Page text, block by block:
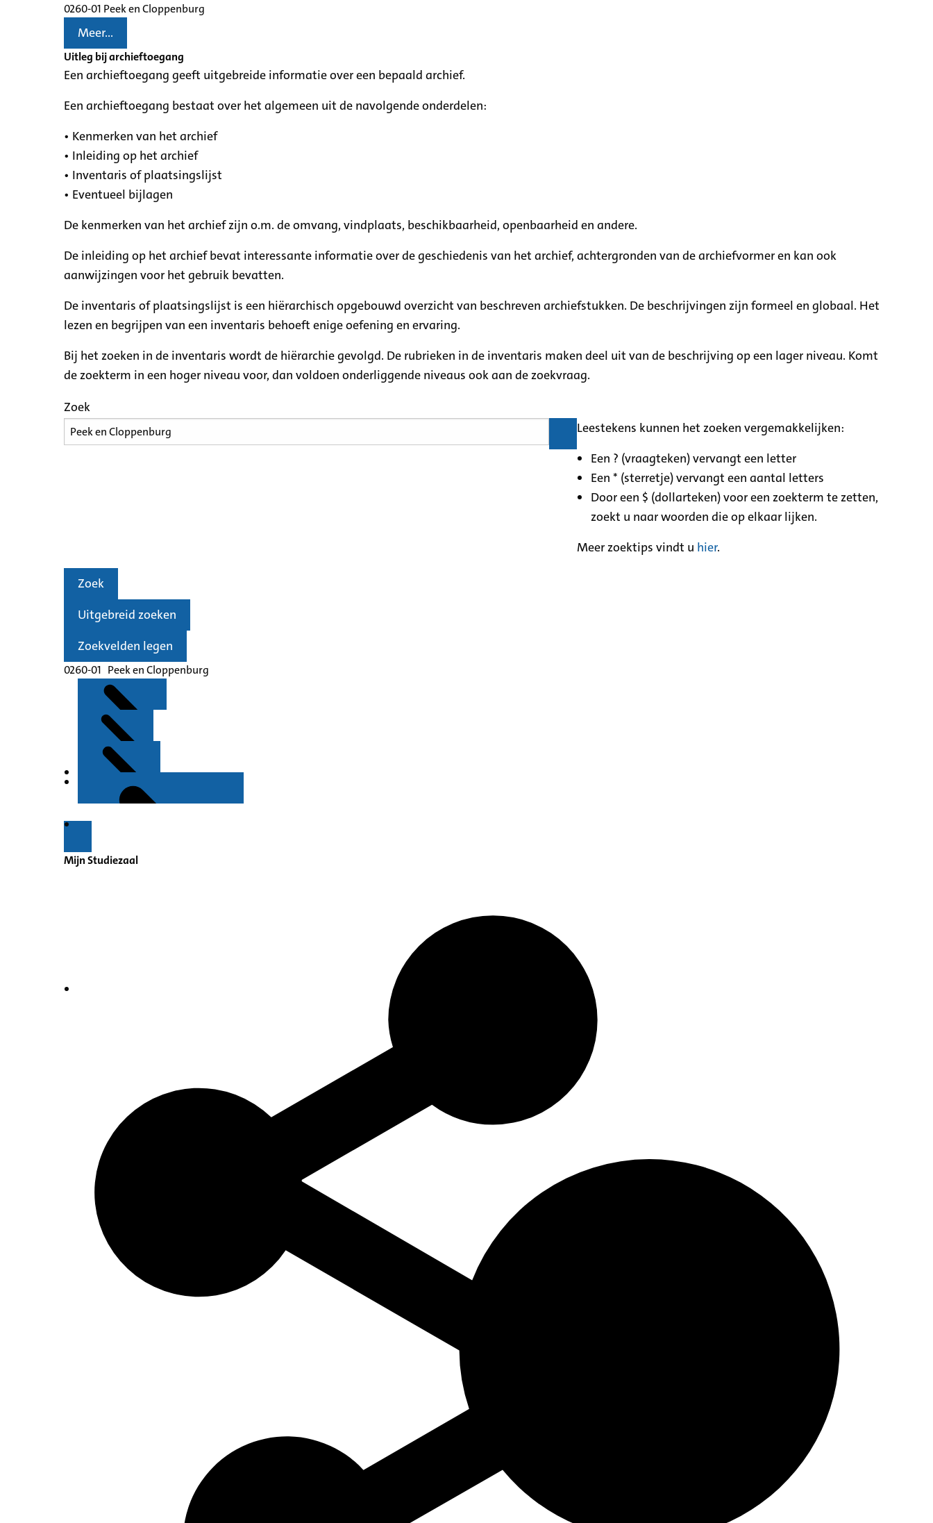
0260-01 Peek en Cloppenburg
Meer...
Uitleg bij archieftoegang
Een archieftoegang geeft uitgebreide informatie over een bepaald archief.
Een archieftoegang bestaat over het algemeen uit de navolgende onderdelen:
• Kenmerken van het archief
• Inleiding op het archief
• Inventaris of plaatsingslijst
• Eventueel bijlagen
De kenmerken van het archief zijn o.m. de omvang, vindplaats, beschikbaarheid, openbaarheid en andere.
De inleiding op het archief bevat interessante informatie over de geschiedenis van het archief, achtergronden van de archiefvormer en kan ook
aanwijzingen voor het gebruik bevatten.
De inventaris of plaatsingslijst is een hiërarchisch opgebouwd overzicht van beschreven archiefstukken. De beschrijvingen zijn formeel en globaal. Het
lezen en begrijpen van een inventaris behoeft enige oefening en ervaring.
Bij het zoeken in de inventaris wordt de hiërarchie gevolgd. De rubrieken in de inventaris maken deel uit van de beschrijving op een lager niveau. Komt
de zoekterm in een hoger niveau voor, dan voldoen onderliggende niveaus ook aan de zoekvraag.
Zoek
Leestekens kunnen het zoeken vergemakkelijken:
Een ? (vraagteken) vervangt een letter
Een * (sterretje) vervangt een aantal letters
Door een $ (dollarteken) voor een zoekterm te zetten,
zoekt u naar woorden die op elkaar lijken.
Meer zoektips vindt u hier.
Zoek
Uitgebreid zoeken
Zoekvelden legen
0260-01 PeekenCloppenburg
Kenmerken
Inleiding
Mijn Studiezaal